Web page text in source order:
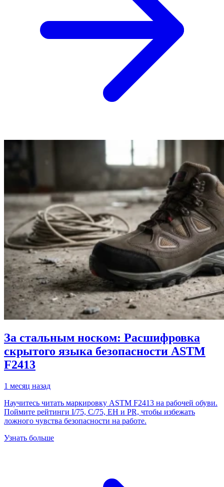
За стальным носком: Расшифровка
скрытого языка безопасности ASTM
F2413
1 месяц назад
Научитесь читать маркировку ASTM F2413 на рабочей обуви.
Поймите рейтинги I/75, C/75, EH и PR, чтобы избежать
ложного чувства безопасности на работе.
Узнать больше